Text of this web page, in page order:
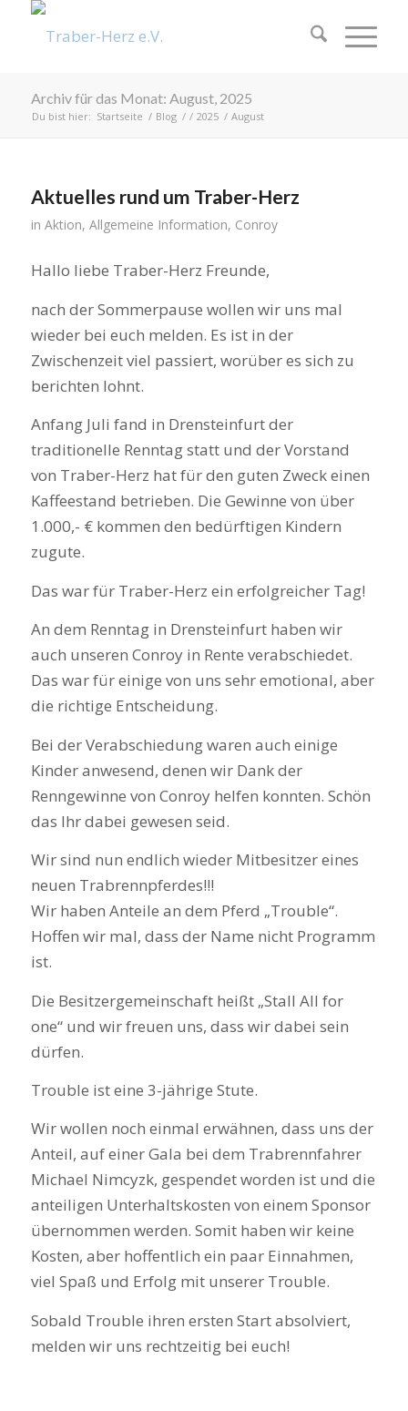
Archiv für das Monat: August, 2025
Du bist hier: Startseite / Blog / / 2025 / August
Aktuelles rund um Traber-Herz
in Aktion, Allgemeine Information, Conroy
Hallo liebe Traber-Herz Freunde,
nach der Sommerpause wollen wir uns mal
wieder bei euch melden. Es ist in der
Zwischenzeit viel passiert, worüber es sich zu
berichten lohnt.
Anfang Juli fand in Drensteinfurt der
traditionelle Renntag statt und der Vorstand
von Traber-Herz hat für den guten Zweck einen
Kaffeestand betrieben. Die Gewinne von über
1.000,- € kommen den bedürftigen Kindern
zugute.
Das war für Traber-Herz ein erfolgreicher Tag!
An dem Renntag in Drensteinfurt haben wir
auch unseren Conroy in Rente verabschiedet.
Das war für einige von uns sehr emotional, aber
die richtige Entscheidung.
Bei der Verabschiedung waren auch einige
Kinder anwesend, denen wir Dank der
Renngewinne von Conroy helfen konnten. Schön
das Ihr dabei gewesen seid.
Wir sind nun endlich wieder Mitbesitzer eines
neuen Trabrennpferdes!!!
Wir haben Anteile an dem Pferd „Trouble“.
Hoffen wir mal, dass der Name nicht Programm
ist.
Die Besitzergemeinschaft heißt „Stall All for
one“ und wir freuen uns, dass wir dabei sein
dürfen.
Trouble ist eine 3-jährige Stute.
Wir wollen noch einmal erwähnen, dass uns der
Anteil, auf einer Gala bei dem Trabrennfahrer
Michael Nimcyzk, gespendet worden ist und die
anteiligen Unterhaltskosten von einem Sponsor
übernommen werden. Somit haben wir keine
Kosten, aber hoffentlich ein paar Einnahmen,
viel Spaß und Erfolg mit unserer Trouble.
Sobald Trouble ihren ersten Start absolviert,
melden wir uns rechtzeitig bei euch!